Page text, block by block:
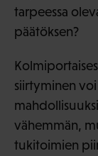
tarpeessa
päätöksen?
siirtyminen
vähemmän,
tukitoimien